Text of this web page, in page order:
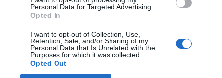
Personal Data for Targeted Advertising.
Opted In
I want to opt-out of Collection, Use,
Retention, Sale, and/or Sharing of my
Personal Data that Is Unrelated with the
Purposes for which it was collected.
Opted Out
Username or E-mail